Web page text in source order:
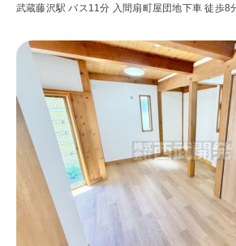
武蔵藤沢駅 バス11分 入間扇町屋団地下車 徒歩8